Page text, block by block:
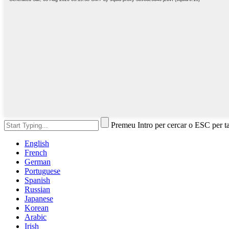
Premeu Intro per cercar o ESC per
English
French
German
Portuguese
Spanish
Russian
Japanese
Korean
Arabic
Irish